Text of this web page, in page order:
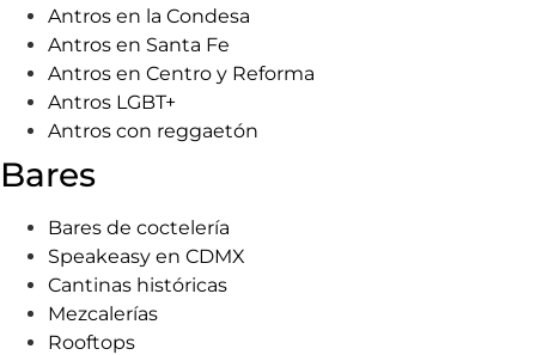
Antros en la Condesa
Antros en Santa Fe
Antros en Centro y Reforma
Antros LGBT+
Antros con reggaetón
Bares
Bares de coctelería
Speakeasy en CDMX
Cantinas históricas
Mezcalerías
Rooftops